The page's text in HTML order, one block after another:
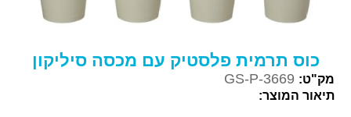
כוס תרמית פלסטיק עם מכסה סיליקון
מק"ט: GS-P-3669
תיאור המוצר: